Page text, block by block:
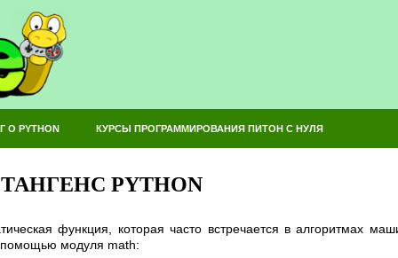
О PYTHON КУРСЫ ПРОГРАММИРОВАНИЯ ПИТОН С НУЛЯ
PYTHON
функция, которая часто встречается в алгоритмах
помощью модуля math: